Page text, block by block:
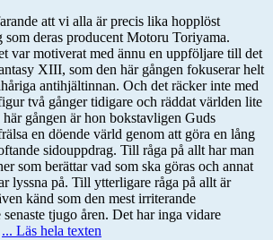
att vi alla är precis lika hopplöst
deras producent Motoru Toriyama.
var motiverat med ännu en uppföljare till det
XIII, som den här gången fokuserar helt
antihjältinnan. Och det räcker inte med
två gånger tidigare och räddat världen lite
gången är hon bokstavligen Guds
en döende värld genom att göra en lång
sidouppdrag. Till råga på allt har man
som berättar vad som ska göras och annat
lyssna på. Till ytterligare råga på allt är
känd som den mest irriterande
tjugo åren. Det har inga vidare
... Läs hela texten